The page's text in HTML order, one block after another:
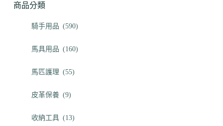
商品分類
騎手用品 (590)
馬具用品 (160)
馬匹護理 (55)
皮革保養 (9)
收納工具 (13)